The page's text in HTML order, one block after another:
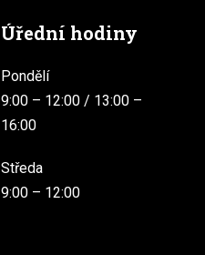
Úřední hodiny
Pondělí
9:00 – 12:00 / 13:00 –
16:00
Středa
9:00 – 12:00